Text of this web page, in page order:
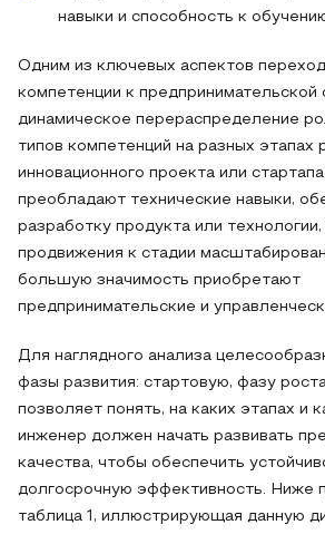
навыки и способность к
Одним из ключевых аспектов
компетенции к предпринимательской
динамическое перераспределение
типов компетенций на разных этапах
инновационного проекта или
преобладают технические навыки,
разработку продукта или
продвижения к стадии
большую значимость приобретают
предпринимательские и
Для наглядного анализа
фазы развития: стартовую, фазу
позволяет понять, на каких этапах и
инженер должен начать развивать
качества, чтобы обеспечить
долгосрочную эффективность. Ниже
таблица 1, иллюстрирующая данную